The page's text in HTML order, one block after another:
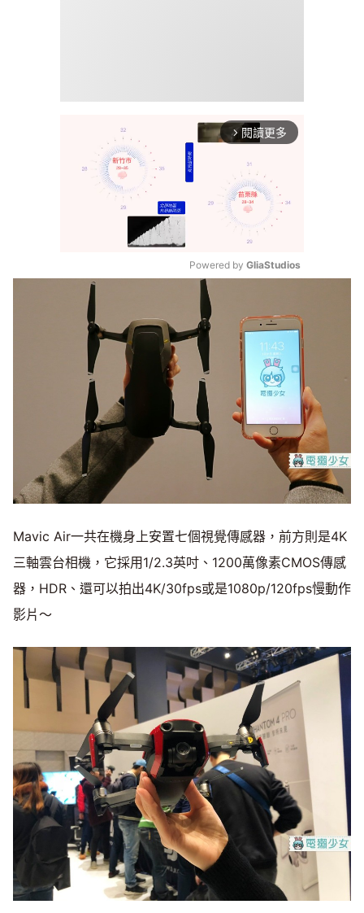
arrow_forward_ios 閱讀更多
Powered by GliaStudios
Mavic Air一共在機身上安置七個視覺傳感器，前方則是4K
三軸雲台相機，它採用1/2.3英吋、1200萬像素CMOS傳感
器，HDR、還可以拍出4K/30fps或是1080p/120fps慢動作
影片～